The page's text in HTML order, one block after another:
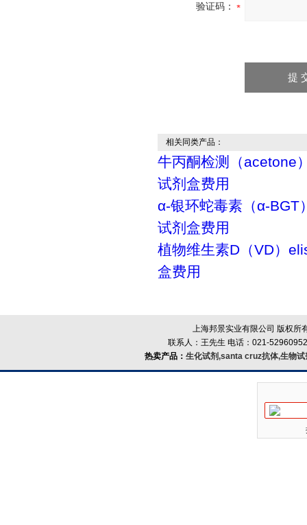
验证码：
相关同类产品：
牛丙酮检测（acetone
试剂盒费用
α-银环蛇毒素（α-BGT
试剂盒费用
植物维生素D（VD）
盒费用
上海邦景实业有限公司 版权所
联系人：王先生 电话：021-
热卖产品： 生化试剂,santa cruz抗体,生物